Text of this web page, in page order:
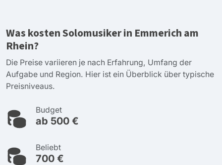
Was kosten Solomusiker in Emmerich am
Rhein?
Die Preise variieren je nach Erfahrung, Umfang der
Aufgabe und Region. Hier ist ein Überblick über typische
Preisniveaus.
Budget
ab 500 €
Beliebt
700 €